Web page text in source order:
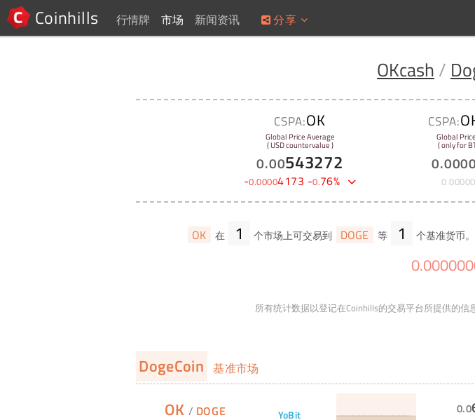
Coinhills 行情牌 市场 新闻资讯 分享
OKcash /
CSPA:OK
Global Price Average
( USD countervalue )
0.00543272
-0.00004173 -0.76%
CSPA:
Global
( only for
0.
0.
OK 在 1 个市场上可交易到 DOGE 等 1 个基准货币
0.
所有统计数据以登记在Coinhills的交易平台所提供的信
DogeCoin 基准市场
OK / DOGE YoBit 0.0